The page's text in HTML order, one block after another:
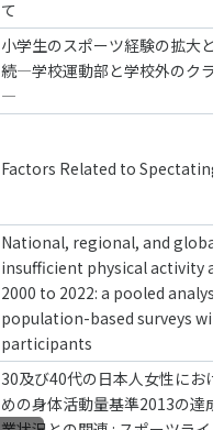
て
小学生のスポーツ経験の拡大と
続―学校運動部と学校外のクラ
―
Factors Related to
National, regional, and
insufficient physical activity
2000 to 2022: a pooled
population-based surveys
participants
30及び40代の日本人女性にお
めの身体活動量基準2013の達